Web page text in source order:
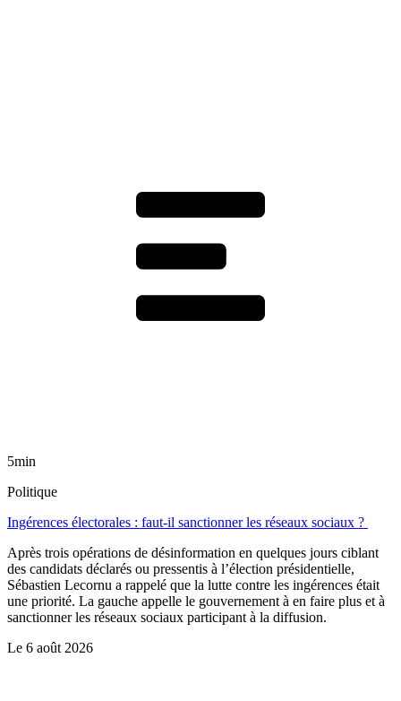
5min
Politique
Ingérences électorales : faut-il sanctionner les réseaux sociaux ?
Après trois opérations de désinformation en quelques jours ciblant
des candidats déclarés ou pressentis à l’élection présidentielle,
Sébastien Lecornu a rappelé que la lutte contre les ingérences était
une priorité. La gauche appelle le gouvernement à en faire plus et à
sanctionner les réseaux sociaux participant à la diffusion.
Le 6 août 2026